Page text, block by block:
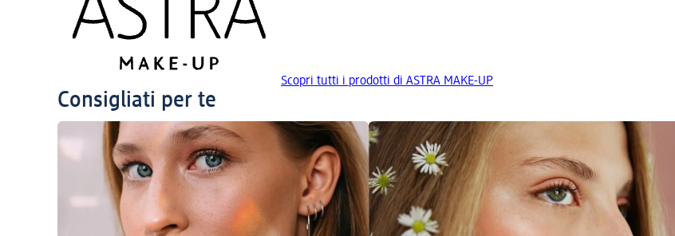
Scopri tutti i prodotti di ASTRA MAKE-UP
Consigliati per te